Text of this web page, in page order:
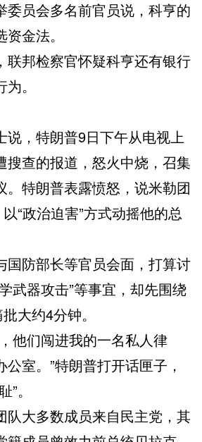
员会多名前官员说，科亨的
金法。
邦检察官怀疑科亨还有银行
。
，特朗普9日下午从电视上
搜查的报道，怒火中烧，召集
。特朗普表露愤怒，说米勒团
“政治迫害”方式动摇他的总
防部长等官员会面，打算讨
武器攻击”等事宜，却先围绕
大约4分钟。
们闯进我的一名私人律
室。”特朗普打开话匣子，
。
大多数成员来自民主党，其